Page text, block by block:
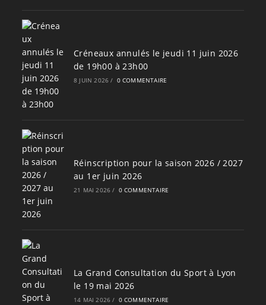
Créneaux annulés le jeudi 11 juin 2026
de 19h00 à 23h00
8 JUIN 2026 / 0 COMMENTAIRE
Réinscription pour la saison 2026 / 2027
au 1er juin 2026
21 MAI 2026 / 0 COMMENTAIRE
La Grand Consultation du Sport à Lyon
le 19 mai 2026
14 MAI 2026 / 0 COMMENTAIRE